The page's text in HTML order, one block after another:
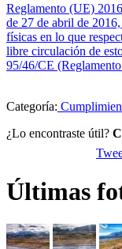
Reglamento (UE)
de 27 de abril de
físicas en lo que
libre circulación de
95/46/CE
Categoría:
¿Lo encontraste útil?
Últimas